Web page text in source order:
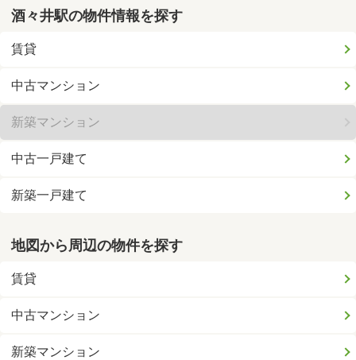
酒々井駅の物件情報を探す
賃貸
中古マンション
新築マンション
中古一戸建て
新築一戸建て
地図から周辺の物件を探す
賃貸
中古マンション
新築マンション